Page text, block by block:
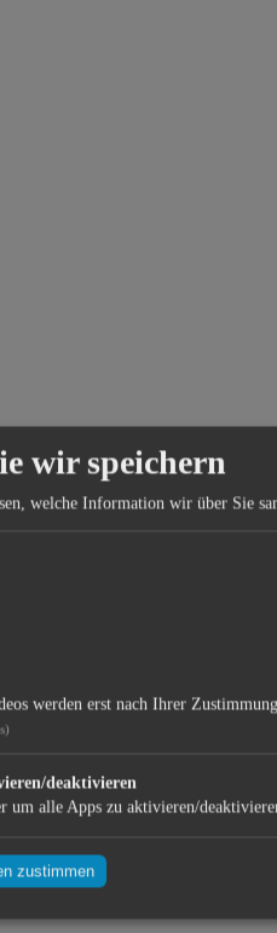
wir speichern
welche Information wir über Sie
werden erst nach Ihrer
deaktivieren
um alle Apps zu aktivieren/
zustimmen